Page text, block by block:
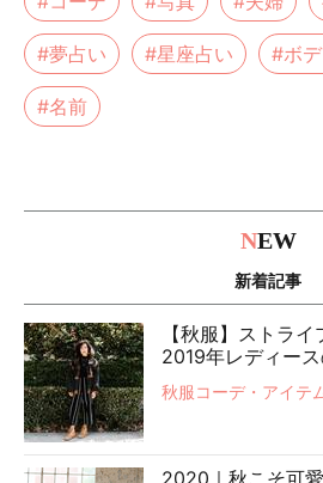
#夢占い #星座占い #ボ
#名前
NEW
新着記事
【秋服】ストラ
2019年レディー
秋服コーデ・アイテ
2020｜秋こそ可